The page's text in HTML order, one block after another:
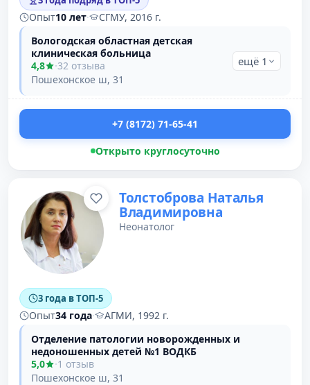
Опыт10 лет·
СГМУ, 2016 г.
Вологодская областная детская
клиническая больница
4,8
·32 отзыва
Пошехонское ш, 31
ещё 1
+7 (8172) 71-65-41
Открыто круглосуточно
Толстоброва Наталья
Владимировна
Неонатолог
3 года в ТОП-5
Опыт34 года·
АГМИ, 1992 г.
Отделение патологии новорожденных и
недоношенных детей №1 ВОДКБ
5,0
·1 отзыв
Пошехонское ш, 31